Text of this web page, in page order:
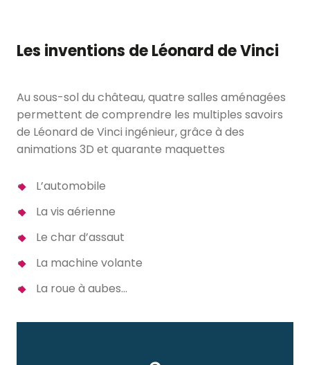
Les inventions de Léonard de Vinci
Au sous-sol du château, quatre salles aménagées
permettent de comprendre les multiples savoirs
de Léonard de Vinci ingénieur, grâce à des
animations 3D et quarante maquettes
L’automobile
La vis aérienne
Le char d’assaut
La machine volante
La roue à aubes…